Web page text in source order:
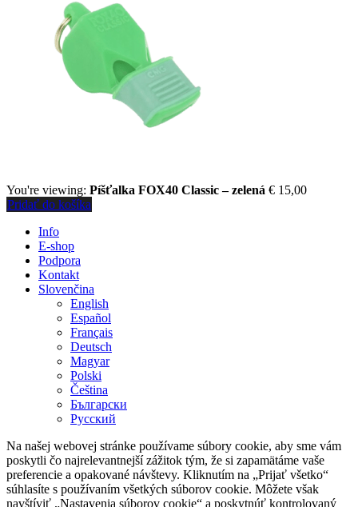
You're viewing: Píšťalka FOX40 Classic – zelená € 15,00
Pridať do košíka
Info
E-shop
Podpora
Kontakt
Slovenčina
English
Español
Français
Deutsch
Magyar
Polski
Čeština
Български
Русский
Na našej webovej stránke používame súbory cookie, aby sme vám
poskytli čo najrelevantnejší zážitok tým, že si zapamätáme vaše
preferencie a opakované návštevy. Kliknutím na „Prijať všetko“
súhlasíte s používaním všetkých súborov cookie. Môžete však
navštíviť „Nastavenia súborov cookie“ a poskytnúť kontrolovaný